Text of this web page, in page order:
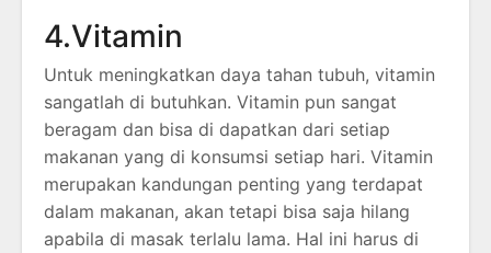
4.Vitamin
Untuk meningkatkan daya tahan tubuh, vitamin
sangatlah di butuhkan. Vitamin pun sangat
beragam dan bisa di dapatkan dari setiap
makanan yang di konsumsi setiap hari. Vitamin
merupakan kandungan penting yang terdapat
dalam makanan, akan tetapi bisa saja hilang
apabila di masak terlalu lama. Hal ini harus di